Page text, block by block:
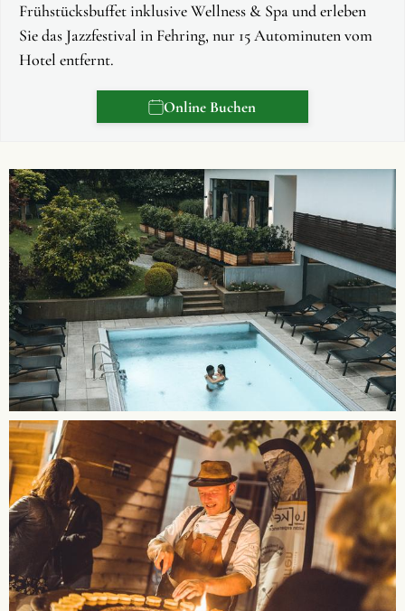
Frühstücksbuffet inklusive Wellness & Spa und erleben
Sie das Jazzfestival in Fehring, nur 15 Autominuten vom
Hotel entfernt.
Online Buchen